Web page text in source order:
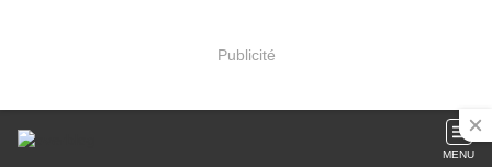
Publicité
MENU